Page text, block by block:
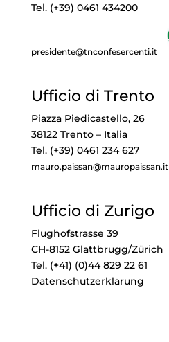
Tel. (+39) 0461 434200
presidente@tnconfesercenti.it
Ufficio di Trento
Piazza Piedicastello, 26
38122 Trento – Italia
Tel. (+39) 0461 234 627
mauro.paissan@mauropaissan.it
Ufficio di Zurigo
Flughofstrasse 39
CH-8152 Glattbrugg/Zürich
Tel. (+41) (0)44 829 22 61
Datenschutzerklärung